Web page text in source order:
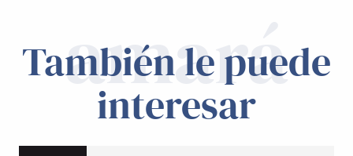
amará
También le puede
interesar